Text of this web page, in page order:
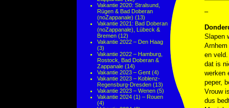
Vakantie 2020: Stralsund,
Rügen & Bad Doberan
(noZappanale) (13)
Vakantie 2021: Bad Doberan
(noZappanale), Lübeck &
Bremen (12)
Vakantie 2022 – Den Haag
(3)
Vakantie 2022 – Hamburg,
Rostock, Bad Doberan &
Zappanale (14)
Vakantie 2023 – Gent (4)
Vakantie 2023 – Koblenz-
Regensburg-Dresden (13)
Vakantie 2023 – Wenen (5)
Vakantie 2024 (1) – Rouen
(4)
–
Slapen
en
dat is
werken
peper,
Vrouw
dus